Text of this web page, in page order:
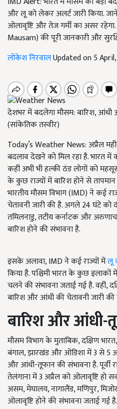
और लू को लेकर अलर्ट जारी किया. जानें
ओलावृष्टि और तेज गर्मी का असर
Mausam) की पूरी जानकारी और
लोकेश निरवालUpdated on 5
देशभर में बदलेगा मौसम: बारिश,
(सांकेतिक तस्वीर)
Today’s Weather News: अप्रैल
बदलाव देखने को मिल रहा है. भारत में
कहीं अभी भी हल्की ठंड लोगों को
के कुछ राज्यों में बारिश होने से
भारतीय मौसम विभाग (IMD) ने कई
चेतावनी जारी की है. अगले 24 घंटे को
तमिलनाडु, तटीय कर्नाटक और
बारिश होने की संभावना है.
इसके अलावा, IMD ने कई राज्यों मेंलू
किया है. पश्चिमी भारत के कुछ इलाकों
चलने की संभावना जताई गई है. वहीं,
बारिश और आंधी की चेतावनी जारी की
बारिश और आंधी-
मौसम विभाग के मुताबिक, दक्षिण भारत,
बंगाल, झारखंड और ओडिशा में 3 से 5
और आंधी-तूफान की संभावना है. पूर्वी
तेलंगाना में 3 अप्रैल को ओलावृष्टि हो
असम, मेघालय, नागालैंड, मणिपुर,
ओलावृष्टि होने की संभावना जताई गई है.